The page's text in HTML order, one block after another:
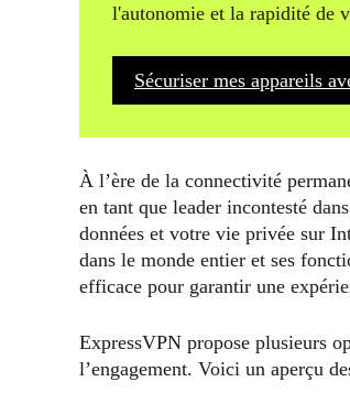
l'autonomie et la rapidité de
Sécuriser mes appareils
À l’ère de la connectivité
en tant que leader incontesté
données et votre vie privée sur
dans le monde entier et ses
efficace pour garantir une
ExpressVPN propose plusieurs
l’engagement. Voici un aperçu